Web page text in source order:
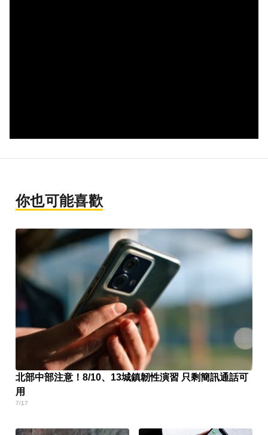
你也可能喜歡
北部中部注意！8/10、13城鎮韌性演習 只剩簡訊通話可
用
7/17